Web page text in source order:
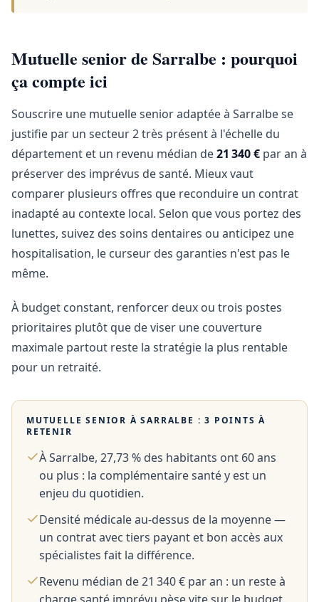
Mutuelle senior de Sarralbe : pourquoi
ça compte ici
Souscrire une mutuelle senior adaptée à Sarralbe se
justifie par un secteur 2 très présent à l'échelle du
département et un revenu médian de21 340 € par an à
préserver des imprévus de santé. Mieux vaut
comparer plusieurs offres que reconduire un contrat
inadapté au contexte local. Selon que vous portez des
lunettes, suivez des soins dentaires ou anticipez une
hospitalisation, le curseur des garanties n'est pas le
même.
À budget constant, renforcer deux ou trois postes
prioritaires plutôt que de viser une couverture
maximale partout reste la stratégie la plus rentable
pour un retraité.
MUTUELLE SENIOR ÀSARRALBE : 3 POINTS À
RETENIR
À Sarralbe, 27,73 % des habitants ont 60 ans
ou plus : la complémentaire santé y est un
enjeu du quotidien.
Densité médicale au-dessus de la moyenne —
un contrat avec tiers payant et bon accès aux
spécialistes fait la différence.
Revenu médian de 21 340 € par an : un reste à